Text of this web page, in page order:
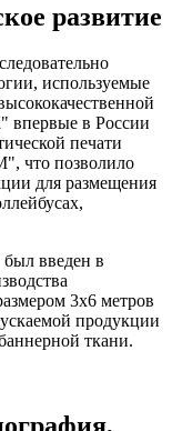
развитие
используемые
в России
печати
что позволило
для размещения
введен в
3х6 метров
продукции
ткани.